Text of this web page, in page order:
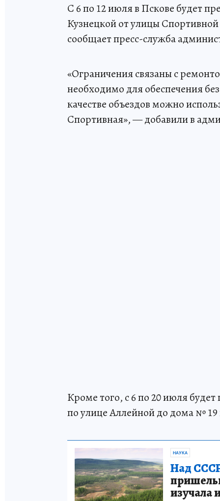
С 6 по 12 июля в Пскове будет
Кузнецкой от улицы
сообщает пресс-служба
«Ограничения связаны с
необходимо для обеспечения
качестве объездов можно
Спортивная», — добавили в
Кроме того, с 6 по 20 июля
по улице Аллейной до дома №
НАУКА
Над
изучала